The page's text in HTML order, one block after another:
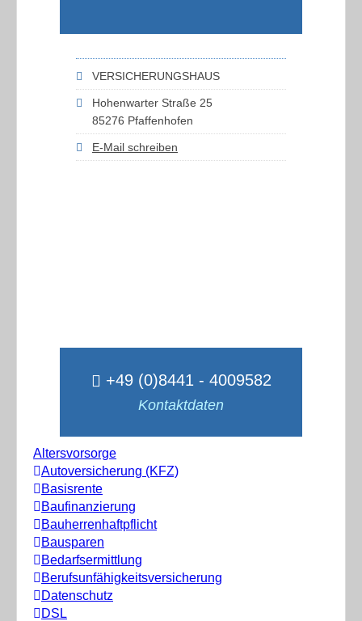
VERSICHERUNGSHAUS
Hohenwarter Straße 25
85276 Pfaffenhofen
E-Mail schreiben
+49 (0)8441 - 4009582
Kontaktdaten
Altersvorsorge
Autoversicherung (KFZ)
Basisrente
Baufinanzierung
Bauherrenhaftpflicht
Bausparen
Bedarfsermittlung
Berufs­unfähigkeitsversicherung
Datenschutz
DSL